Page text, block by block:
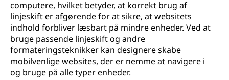
computere, hvilket betyder, at korrekt brug af
linjeskift er afgørende for at sikre, at websitets
indhold forbliver læsbart på mindre enheder. Ved at
bruge passende linjeskift og andre
formateringsteknikker kan designere skabe
mobilvenlige websites, der er nemme at navigere i
og bruge på alle typer enheder.